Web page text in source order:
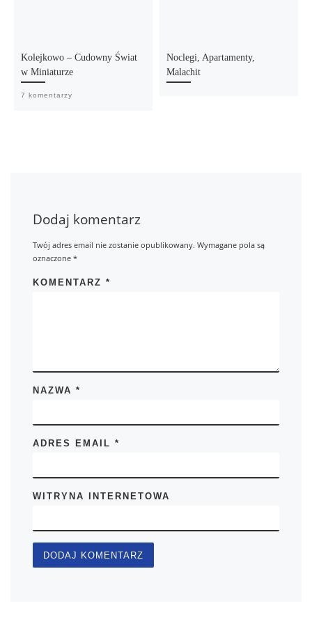
Kolejkowo – Cudowny Świat
w Miniaturze
7 komentarzy
Noclegi, Apartamenty,
Malachit
Dodaj komentarz
Twój adres email nie zostanie opublikowany. Wymagane pola są
oznaczone*
KOMENTARZ*
NAZWA*
ADRES EMAIL*
WITRYNA INTERNETOWA